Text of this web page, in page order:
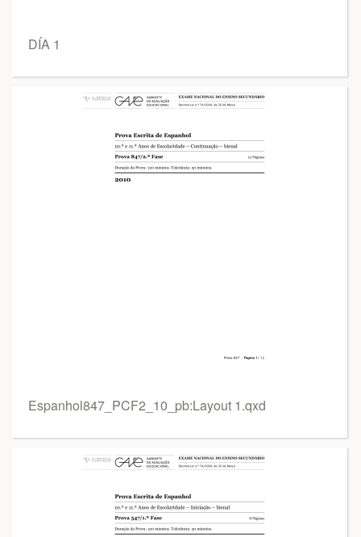
DÍA 1
Espanhol847_PCF2_10_pb:Layout 1.qxd